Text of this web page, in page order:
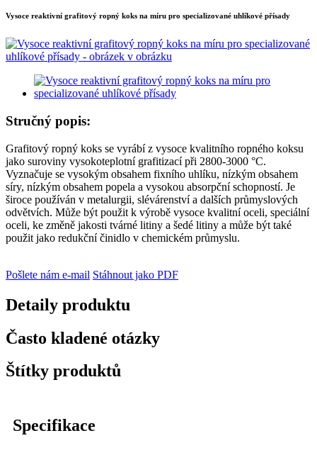
Vysoce reaktivní grafitový ropný koks na míru pro specializované uhlíkové přísady
Stručný popis:
Grafitový ropný koks se vyrábí z vysoce kvalitního ropného koksu
jako suroviny vysokoteplotní grafitizací při 2800-3000 °C.
Vyznačuje se vysokým obsahem fixního uhlíku, nízkým obsahem
síry, nízkým obsahem popela a vysokou absorpční schopností. Je
široce používán v metalurgii, slévárenství a dalších průmyslových
odvětvích. Může být použit k výrobě vysoce kvalitní oceli, speciální
oceli, ke změně jakosti tvárné litiny a šedé litiny a může být také
použit jako redukční činidlo v chemickém průmyslu.
Pošlete nám e-mail Stáhnout jako PDF
Detaily produktu
Často kladené otázky
Štítky produktů
Specifikace